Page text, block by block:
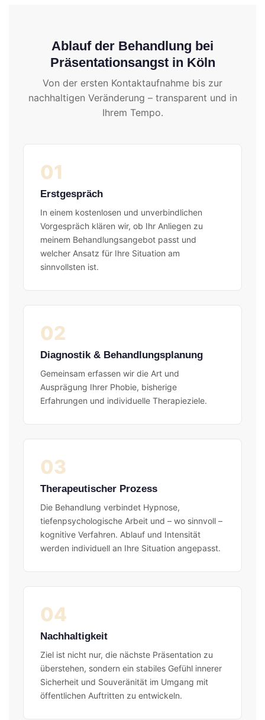
Ablauf der Behandlung bei
Präsentationsangst in Köln
Von der ersten Kontaktaufnahme bis zur
nachhaltigen Veränderung – transparent und in
Ihrem Tempo.
01
Erstgespräch
In einem kostenlosen und unverbindlichen
Vorgespräch klären wir, ob Ihr Anliegen zu
meinem Behandlungsangebot passt und
welcher Ansatz für Ihre Situation am
sinnvollsten ist.
02
Diagnostik & Behandlungsplanung
Gemeinsam erfassen wir die Art und
Ausprägung Ihrer Phobie, bisherige
Erfahrungen und individuelle Therapieziele.
03
Therapeutischer Prozess
Die Behandlung verbindet Hypnose,
tiefenpsychologische Arbeit und – wo sinnvoll –
kognitive Verfahren. Ablauf und Intensität
werden individuell an Ihre Situation angepasst.
04
Nachhaltigkeit
Ziel ist nicht nur, die nächste Präsentation zu
überstehen, sondern ein stabiles Gefühl innerer
Sicherheit und Souveränität im Umgang mit
öffentlichen Auftritten zu entwickeln.